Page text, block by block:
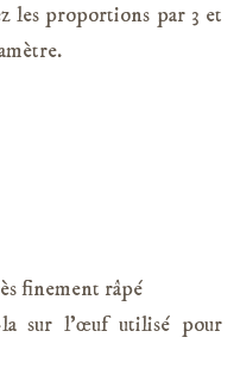
les proportions par 3 et
finement râpé
sur l’œuf utilisé pour